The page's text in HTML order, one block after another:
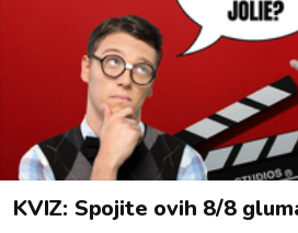
KVIZ: Spojite ovih 8/8